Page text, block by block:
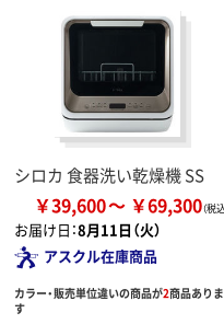
シロカ 食器洗い乾燥機 SS
￥39,600 ￥69,300
お届け日：8月11日（火）
アスクル在庫商品
カラー・販売単位違いの商品が2商品ありま
す